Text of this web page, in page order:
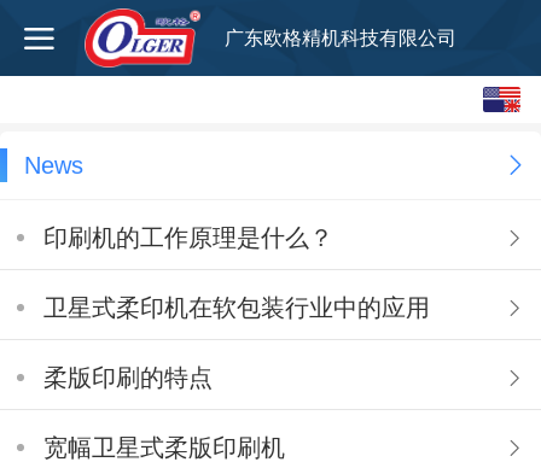
广东欧格精机科技有限公司
News
印刷机的工作原理是什么？
卫星式柔印机在软包装行业中的应用
柔版印刷的特点
宽幅卫星式柔版印刷机